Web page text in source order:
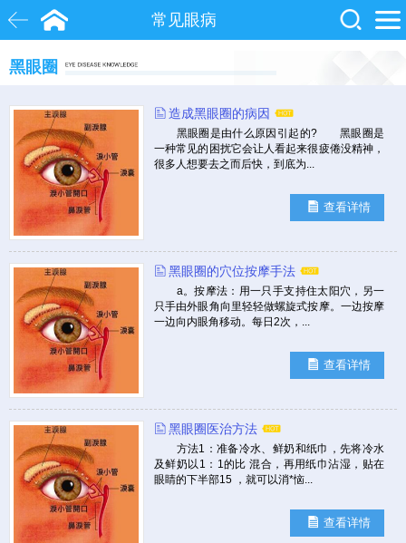
常见眼病
院士 眼底病 糖尿病
黑眼圈
造成黑眼圈的病因
黑眼圈是由什么原因引起的? 黑眼圈是
一种常见的困扰它会让人看起来很疲倦没精神，
很多人想要去之而后快，到底为...
查看详情
黑眼圈的穴位按摩手法
a。按摩法：用一只手支持住太阳穴，另一
只手由外眼角向里轻轻做螺旋式按摩。一边按摩
一边向内眼角移动。每日2次，...
查看详情
黑眼圈医治方法
方法1：准备冷水、鲜奶和纸巾，先将冷水
及鲜奶以1：1的比 混合，再用纸巾沾湿，贴在
眼睛的下半部15 ，就可以消*恼...
查看详情